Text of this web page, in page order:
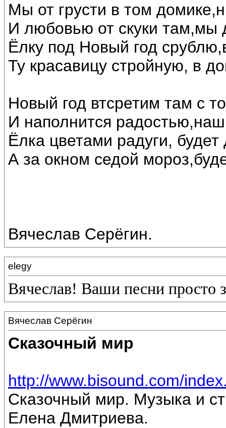
Мы от грусти в том
И любовью от скуки там,мы
Ёлку под Новый год
Ту красавицу стройную, в
Новый год втсретим там с
И наполнится
Ёлка цветами радуги,
А за окном седой
Вячеслав Серёгин.
elegy
Вячеслав! Ваши песни просто
Вячеслав Серёгин
Сказочный мир
http://www.bisound.com/
Сказочный мир. Музыка и
Елена Дмитриева.